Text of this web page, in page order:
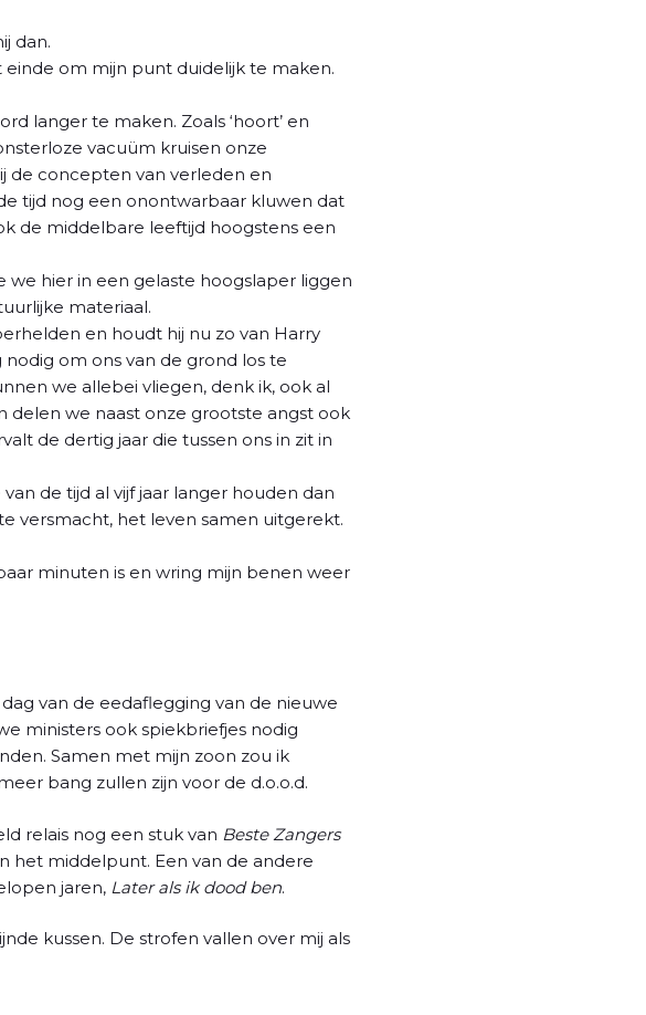
dan.
om mijn punt duidelijk te maken.
langer te maken. Zoals ‘hoort’ en
vacuüm kruisen onze
de concepten van verleden en
tijd nog een onontwarbaar kluwen dat
de middelbare leeftijd hoogstens een
hier in een gelaste hoogslaper liggen
materiaal.
en houdt hij nu zo van Harry
om ons van de grond los te
we allebei vliegen, denk ik, ook al
delen we naast onze grootste angst ook
de dertig jaar die tussen ons in zit in
de tijd al vijf jaar langer houden dan
versmacht, het leven samen uitgerekt.
minuten is en wring mijn benen weer
van de eedaflegging van de nieuwe
ministers ook spiekbriefjes nodig
Samen met mijn zoon zou ik
bang zullen zijn voor de d.o.o.d.
relais nog een stuk van Beste Zangers
het middelpunt. Een van de andere
jaren, Later als ik dood ben.
kussen. De strofen vallen over mij als